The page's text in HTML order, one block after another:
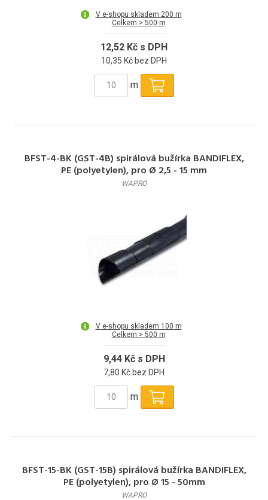
V e-shopu skladem 200 m
Celkem > 500 m
12,52 Kč s DPH
10,35 Kč bez DPH
m
BFST-4-BK (GST-4B) spirálová bužírka BANDIFLEX,
PE (polyetylen), pro Ø 2,5 - 15 mm
WAPRO
V e-shopu skladem 100 m
Celkem > 500 m
9,44 Kč s DPH
7,80 Kč bez DPH
m
BFST-15-BK (GST-15B) spirálová bužírka BANDIFLEX,
PE (polyetylen), pro Ø 15 - 50mm
WAPRO